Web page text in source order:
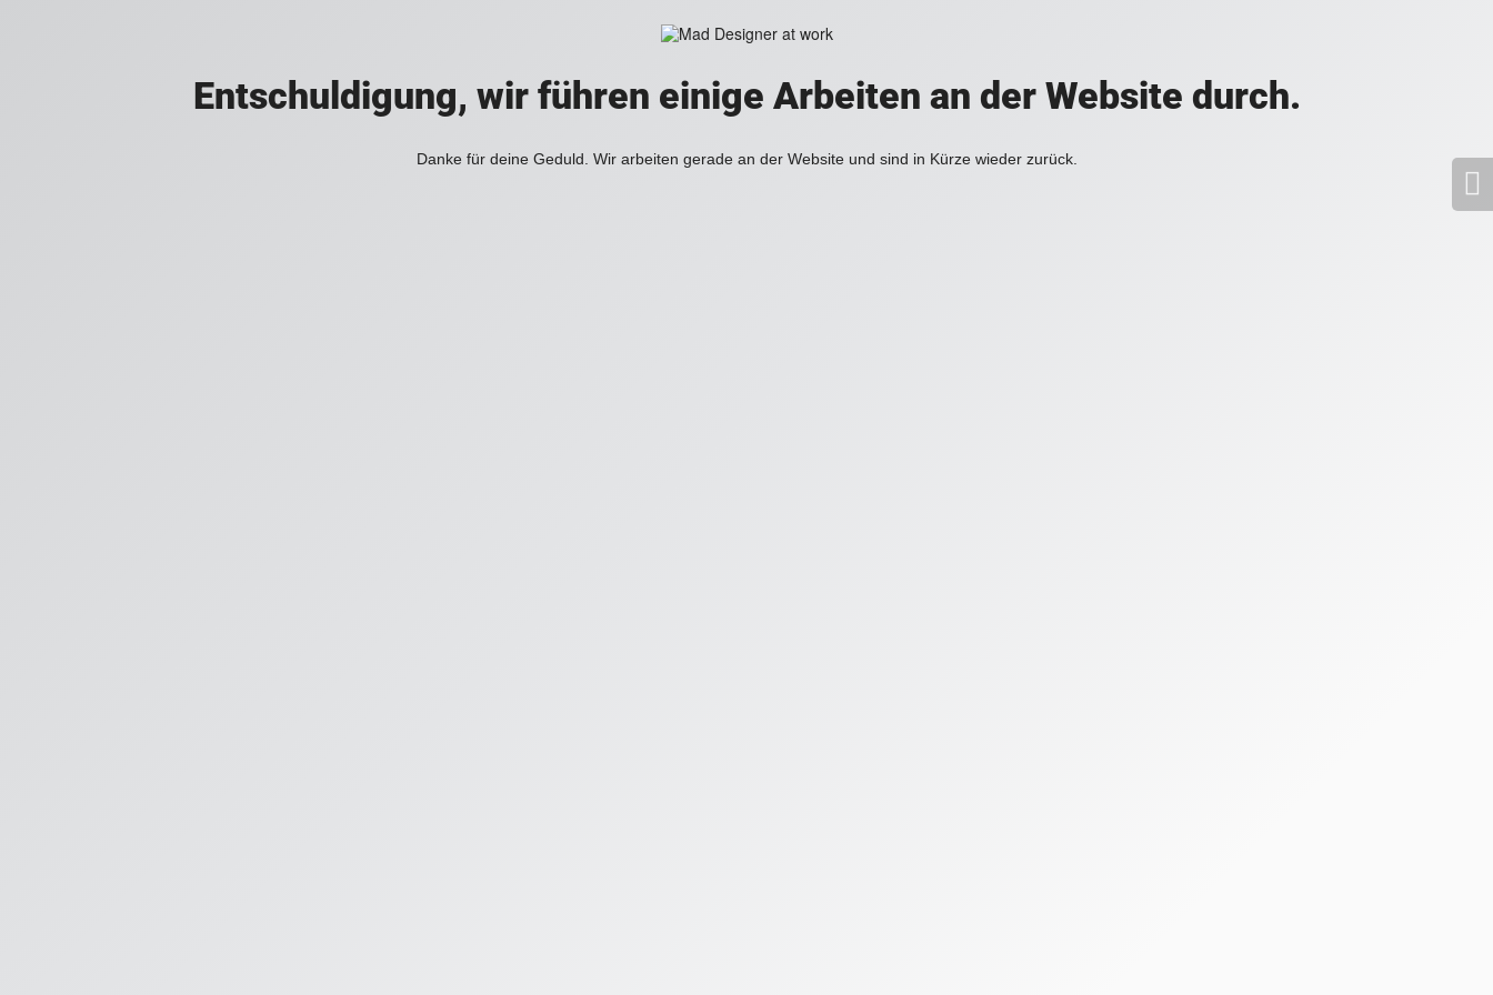
Entschuldigung, wir führen einige Arbeiten an der Website durch.
Danke für deine Geduld. Wir arbeiten gerade an der Website und sind in Kürze wieder zurück.